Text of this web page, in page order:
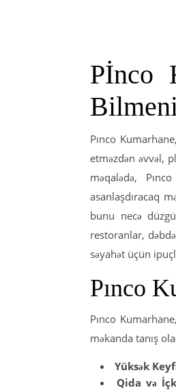
Pİnco
Pınco
etməzdən əvvəl,
məqalədə,
asanlaşdıracaq
bunu necə
restoranlar,
səyahət üçün
Pınco
Pınco
məkanda tanış
Yüksək
Qida və